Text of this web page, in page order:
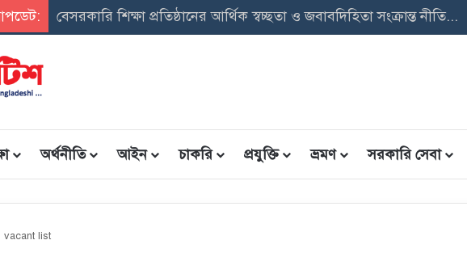
অর্থনীতি আইন চাকরি প্রযুক্তি ভ্রমণ সরকারি সেবা
vacant list